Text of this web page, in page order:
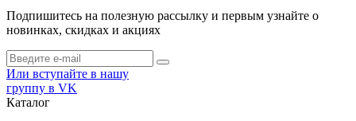
Подпишитесь на полезную рассылку и первым узнайте о
новинках, скидках и акциях
Или вступайте в нашу
группу в VK
Каталог